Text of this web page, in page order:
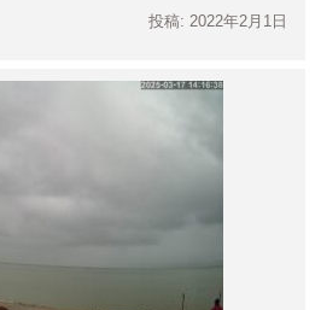
投稿: 2022年2月1日